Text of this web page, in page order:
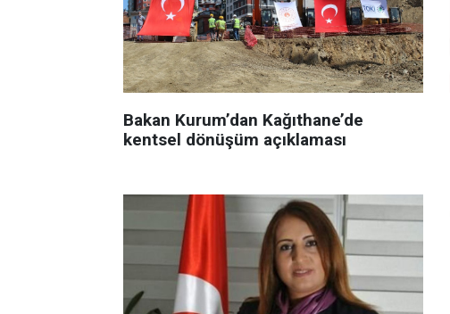
Bakan Kurum’dan Kağıthane’de
kentsel dönüşüm açıklaması